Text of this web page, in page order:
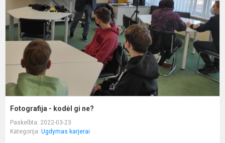
Fotografija - kodėl gi ne?
Paskelbta: 2022-03-23
Kategorija: Ugdymas karjerai